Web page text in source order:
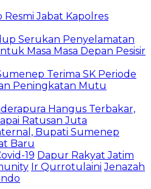
Jabat Kapolres
Serukan Penyelamatan
Masa Masa Depan Pesisir
Terima SK Periode
Peningkatan Mutu
Hangus Terbakar,
Ratusan Juta
Bupati Sumenep
Baru
19 Dapur Rakyat Jatim
Ir Qurrotulaini Jenazah